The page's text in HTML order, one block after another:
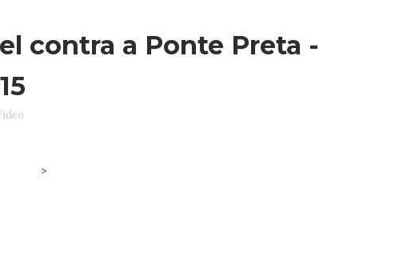
contra a Ponte Preta -
>